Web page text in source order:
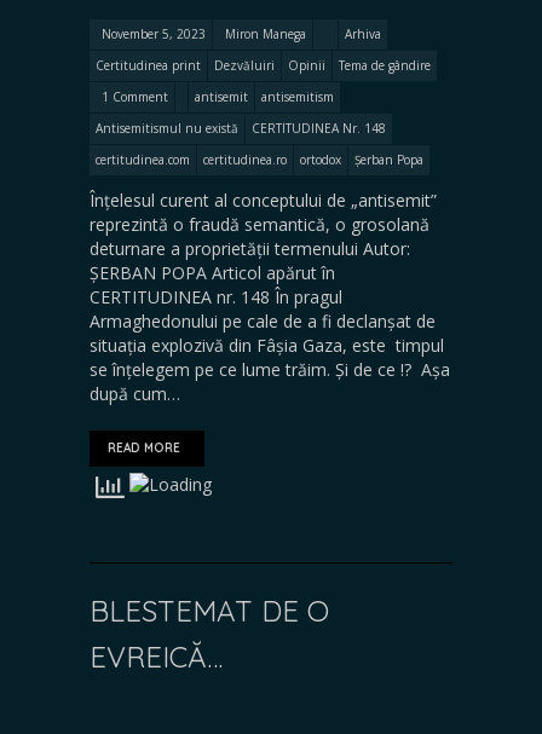
November 5, 2023 Miron Manega
Arhiva
Certitudinea print
Dezvăluiri Opinii
Tema de gândire
1 Comment
antisemit
antisemitism
Antisemitismul nu există
CERTITUDINEA Nr. 148
certitudinea.com
certitudinea.ro ortodox Șerban Popa
Înțelesul curent al conceptului de „antisemit”
reprezintă o fraudă semantică, o grosolană
deturnare a proprietății termenului Autor:
ȘERBAN POPA Articol apărut în
CERTITUDINEA nr. 148 În pragul
Armaghedonului pe cale de a fi declanșat de
situația explozivă din Fâșia Gaza, este timpul
se înțelegem pe ce lume trăim. Și de ce !? Așa
după cum…
READ MORE
BLESTEMAT DE O
EVREICĂ…